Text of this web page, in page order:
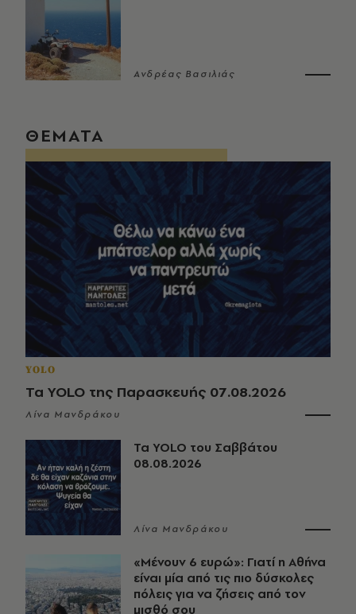
Ανδρέας Βασιλιάς
ΘΕΜΑΤΑ
YOLO
Τα YOLO της Παρασκευής 07.08.2026
Λίνα Μανδράκου
Τα YOLO του Σαββάτου
08.08.2026
Λίνα Μανδράκου
«Μένουν 6 ευρώ»: Γιατί η Αθήνα
είναι μία από τις πιο δύσκολες
πόλεις για να ζήσεις από τον
μισθό σου